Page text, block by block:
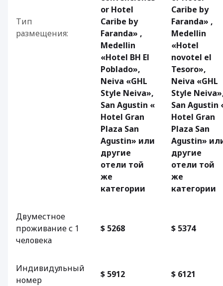
Тип
размещения:
or Hotel
Caribe by
Faranda» ,
Medellin
«Hotel BH El
Poblado»,
Neiva «GHL
Style Neiva»,
San Agustin «
Hotel Gran
Plaza San
Agustin» или
другие
отели той
же
категории
Caribe by
Faranda» ,
Medellin
«Hotel
novotel el
Tesoro»,
Neiva «GHL
Style
San Agustin
Hotel Gran
Plaza San
Agustin»
другие
отели той
же
категории
Двуместное
проживание с 1
человека
$ 5268 $ 5374
Индивидульный
номер
$ 5912 $ 6121